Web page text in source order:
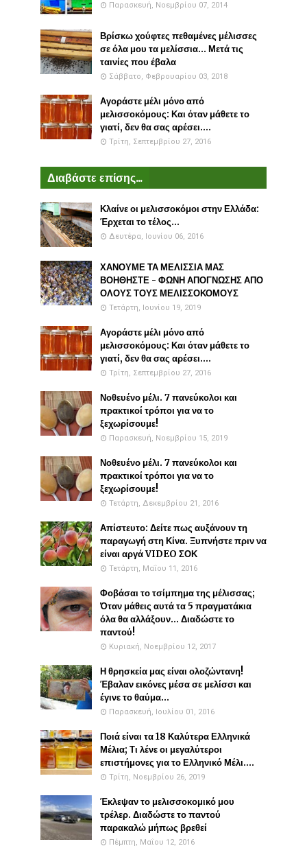
Παρασκευή, Νοεμβρίου 07, 2014
Βρίσκω χούφτες πεθαμένες μέλισσες
σε όλα μου τα μελίσσια... Μετά τις
ταινίες που έβαλα
Σάββατο, Φεβρουαρίου 03, 2018
Αγοράστε μέλι μόνο από
μελισσοκόμους: Και όταν μάθετε το
γιατί, δεν θα σας αρέσει....
Τρίτη, Σεπτεμβρίου 27, 2016
Διαβάστε επίσης...
Κλαίνε οι μελισσοκόμοι στην Ελλάδα:
Έρχεται το τέλος...
Δευτέρα, Ιουνίου 06, 2016
ΧΑΝΟΥΜΕ ΤΑ ΜΕΛΙΣΣΙΑ ΜΑΣ
ΒΟΗΘΗΣΤΕ - ΦΩΝΗ ΑΠΟΓΝΩΣΗΣ ΑΠΟ
ΟΛΟΥΣ ΤΟΥΣ ΜΕΛΙΣΣΟΚΟΜΟΥΣ
Τετάρτη, Ιουνίου 19, 2019
Αγοράστε μέλι μόνο από
μελισσοκόμους: Και όταν μάθετε το
γιατί, δεν θα σας αρέσει....
Τρίτη, Σεπτεμβρίου 27, 2016
Νοθευένο μέλι. 7 πανεύκολοι και
πρακτικοί τρόποι για να το
ξεχωρίσουμε!
Παρασκευή, Νοεμβρίου 15, 2019
Νοθευένο μέλι. 7 πανεύκολοι και
πρακτικοί τρόποι για να το
ξεχωρίσουμε!
Τετάρτη, Δεκεμβρίου 21, 2016
Απίστευτο: Δείτε πως αυξάνουν τη
παραγωγή στη Κίνα. Ξυπνήστε πριν να
είναι αργά VIDEO ΣΟΚ
Τετάρτη, Μαΐου 11, 2016
Φοβάσαι το τσίμπημα της μέλισσας;
Όταν μάθεις αυτά τα 5 πραγματάκια
όλα θα αλλάξουν... Διαδώστε το
παντού!
Κυριακή, Νοεμβρίου 12, 2017
Η θρησκεία μας είναι ολοζώντανη!
Έβαλαν εικόνες μέσα σε μελίσσι και
έγινε το θαύμα...
Παρασκευή, Ιουλίου 01, 2016
Ποιά είναι τα 18 Καλύτερα Ελληνικά
Μέλια; Τι λένε οι μεγαλύτεροι
επιστήμονες για το Ελληνικό Μέλι....
Τρίτη, Νοεμβρίου 26, 2019
Έκλεψαν το μελισσοκομικό μου
τρέλερ. Διαδώστε το παντού
παρακαλώ μήπως βρεθεί
Πέμπτη, Μαΐου 12, 2016